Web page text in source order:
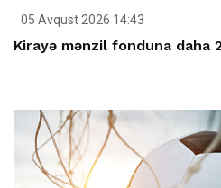
05 Avqust 2026 14:43
Kirayə mənzil fonduna daha